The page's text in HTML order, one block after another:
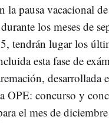
la pausa vacacional
los meses de
tendrán lugar los
esta fase de
desarrollada
OPE: concurso y
el mes de